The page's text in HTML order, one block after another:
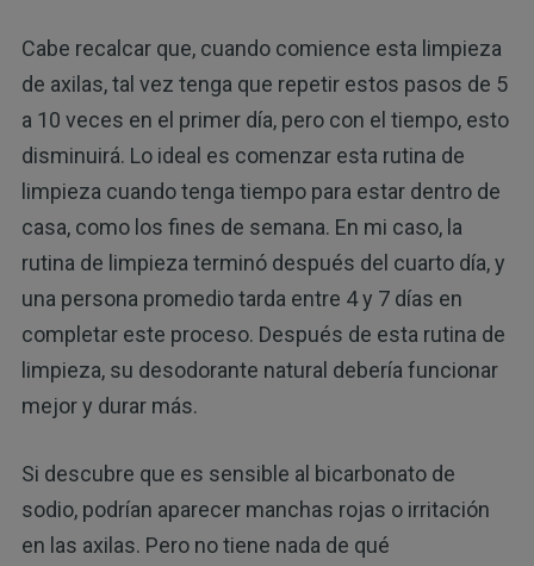
Cabe recalcar que, cuando comience esta limpieza
de axilas, tal vez tenga que repetir estos pasos de 5
a 10 veces en el primer día, pero con el tiempo, esto
disminuirá. Lo ideal es comenzar esta rutina de
limpieza cuando tenga tiempo para estar dentro de
casa, como los fines de semana. En mi caso, la
rutina de limpieza terminó después del cuarto día, y
una persona promedio tarda entre 4 y 7 días en
completar este proceso. Después de esta rutina de
limpieza, su desodorante natural debería funcionar
mejor y durar más.
Si descubre que es sensible al bicarbonato de
sodio, podrían aparecer manchas rojas o irritación
en las axilas. Pero no tiene nada de qué